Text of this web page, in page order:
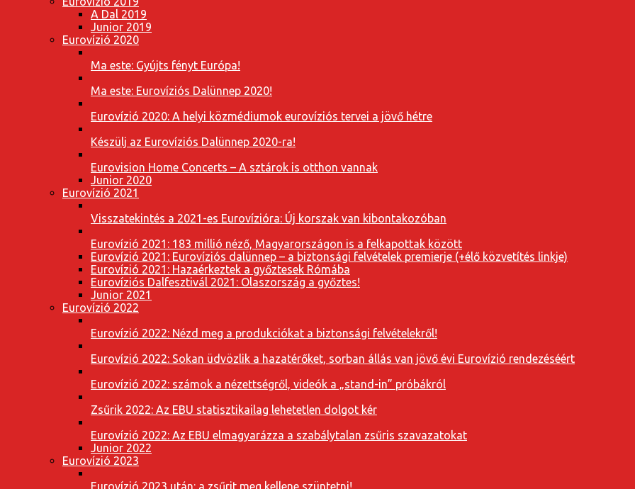
A Dal 2019
Junior 2019
Eurovízió 2020
Ma este: Gyújts fényt Európa!
Ma este: Eurovíziós Dalünnep 2020!
Eurovízió 2020: A helyi közmédiumok eurovíziós tervei a jövő hétre
Készülj az Eurovíziós Dalünnep 2020-ra!
Eurovision Home Concerts – A sztárok is otthon vannak
Junior 2020
Eurovízió 2021
Visszatekintés a 2021-es Eurovízióra: Új korszak van kibontakozóban
Eurovízió 2021: 183 millió néző, Magyarországon is a felkapottak között
Eurovízió 2021: Eurovíziós dalünnep – a biztonsági felvételek premierje (+élő közvetítés linkje)
Eurovízió 2021: Hazaérkeztek a győztesek Rómába
Eurovíziós Dalfesztivál 2021: Olaszország a győztes!
Junior 2021
Eurovízió 2022
Eurovízió 2022: Nézd meg a produkciókat a biztonsági felvételekről!
Eurovízió 2022: Sokan üdvözlik a hazatérőket, sorban állás van jövő évi Eurovízió rendezéséért
Eurovízió 2022: számok a nézettségről, videók a „stand-in” próbákról
Zsűrik 2022: Az EBU statisztikailag lehetetlen dolgot kér
Eurovízió 2022: Az EBU elmagyarázza a szabálytalan zsűris szavazatokat
Junior 2022
Eurovízió 2023
Eurovízió 2023 után: a zsűrit meg kellene szüntetni!